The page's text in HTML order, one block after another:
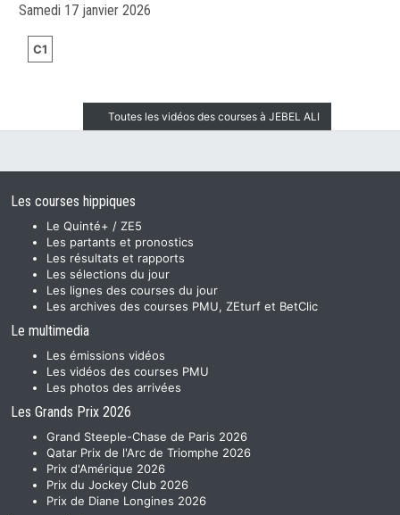
Samedi 17 janvier 2026
C1
Toutes les vidéos des courses à JEBEL ALI
Les courses hippiques
Le Quinté+ / ZE5
Les partants et pronostics
Les résultats et rapports
Les sélections du jour
Les lignes des courses du jour
Les archives des courses PMU, ZEturf et BetClic
Le multimedia
Les émissions vidéos
Les vidéos des courses PMU
Les photos des arrivées
Les Grands Prix 2026
Grand Steeple-Chase de Paris 2026
Qatar Prix de l'Arc de Triomphe 2026
Prix d'Amérique 2026
Prix du Jockey Club 2026
Prix de Diane Longines 2026